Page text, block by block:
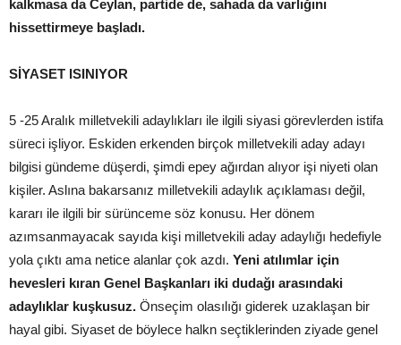
kalkmasa da Ceylan, partide de, sahada da varlığını
hissettirmeye başladı.
SİYASET ISINIYOR
5 -25 Aralık milletvekili adaylıkları ile ilgili siyasi görevlerden istifa
süreci işliyor. Eskiden erkenden birçok milletvekili aday adayı
bilgisi gündeme düşerdi, şimdi epey ağırdan alıyor işi niyeti olan
kişiler. Aslına bakarsanız milletvekili adaylık açıklaması değil,
kararı ile ilgili bir sürünceme söz konusu. Her dönem
azımsanmayacak sayıda kişi milletvekili aday adaylığı hedefiyle
yola çıktı ama netice alanlar çok azdı. Yeni atılımlar için
hevesleri kıran Genel Başkanları iki dudağı arasındaki
adaylıklar kuşkusuz. Önseçim olasılığı giderek uzaklaşan bir
hayal gibi. Siyaset de böylece halkn seçtiklerinden ziyade genel